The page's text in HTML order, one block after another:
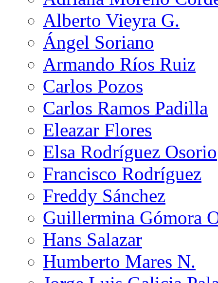
Alberto Vieyra G.
Ángel Soriano
Armando Ríos Ruiz
Carlos Pozos
Carlos Ramos Padilla
Eleazar Flores
Elsa Rodríguez Osorio
Francisco Rodríguez
Freddy Sánchez
Guillermina Gómora
Hans Salazar
Humberto Mares N.